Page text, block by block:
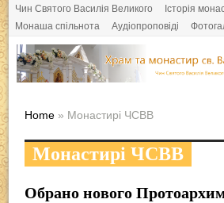
Чин Святого Василія Великого
Історія
Монаша спільнота
Аудіопроповіді
Home » Монастирі ЧСВВ
Монастирі ЧСВВ
Обрано нового